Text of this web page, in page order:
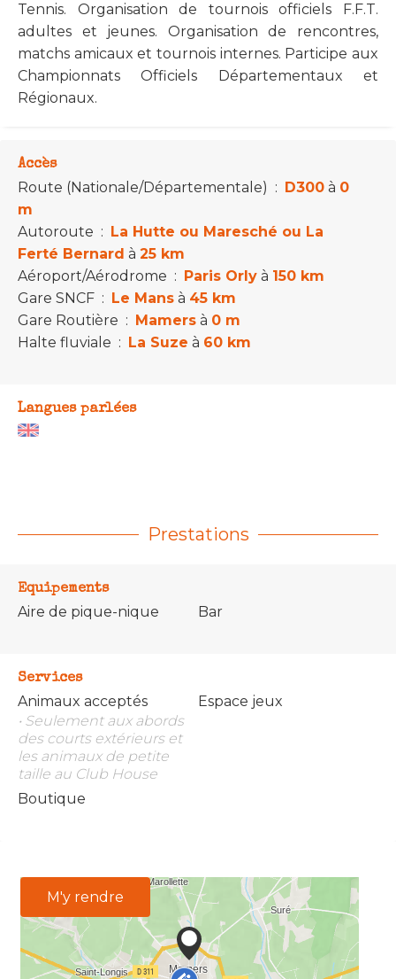
Tennis. Organisation de tournois officiels F.F.T.
adultes et jeunes. Organisation de rencontres,
matchs amicaux et tournois internes. Participe aux
Championnats Officiels Départementaux et
Régionaux.
Accès
Route (Nationale/Départementale) : D300 à 0
m
Autoroute :
La Hutte ou Maresché ou La
Ferté Bernard à 25 km
Aéroport/Aérodrome : Paris Orly à 150 km
Gare SNCF : Le Mans à 45 km
Gare Routière : Mamers à 0 m
Halte fluviale : La Suze à 60 km
Langues parlées
Prestations
Equipements
Aire de pique-nique Bar
Services
Animaux acceptés
• Seulement aux abords
des courts extérieurs et
les animaux de petite
taille au Club House
Boutique
Espace jeux
M'y rendre